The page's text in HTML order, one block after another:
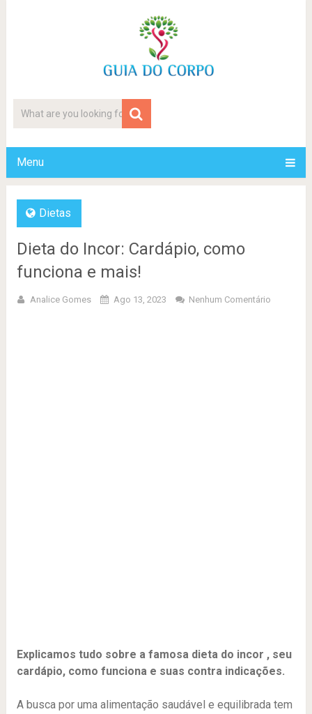
Menu
Dietas
Dieta do Incor: Cardápio, como
funciona e mais!
Analice Gomes Ago 13, 2023 Nenhum Comentário
Explicamos tudo sobre a famosa dieta do incor , seu
cardápio, como funciona e suas contra indicações.
A busca por uma alimentação saudável e equilibrada tem